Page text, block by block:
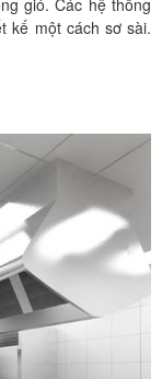
gió. Các hệ thống
kế một cách sơ sài.